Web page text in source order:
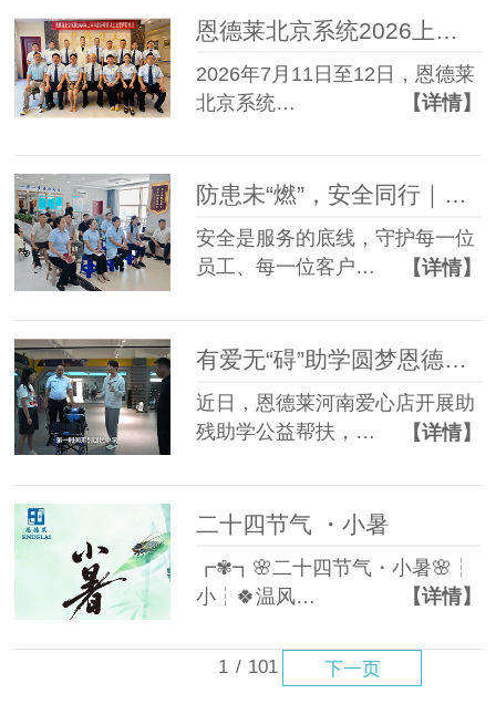
恩德莱北京系统2026上半年主管例行工作会议圆满召开
2026年7月11日至12日，恩德莱
北京系统…
【详情】
防患未“燃”，安全同行｜恩德莱石家庄组织员工、客户联合消防安全培训
安全是服务的底线，守护每一位
员工、每一位客户…
【详情】
有爱无“碍”助学圆梦恩德莱河南爱心店为开封回民中学学子捐赠定制轮椅
近日，恩德莱河南爱心店开展助
残助学公益帮扶，…
【详情】
二十四节气 ・小暑
┏✾┓🌸二十四节气・小暑🌸┆
小┆🍀温风…
【详情】
1 / 101 下一页